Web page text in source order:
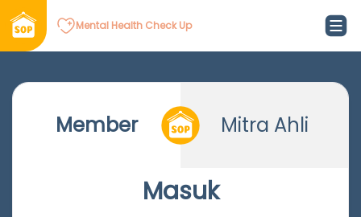
Mental Health Check Up
Member Mitra Ahli
Masuk